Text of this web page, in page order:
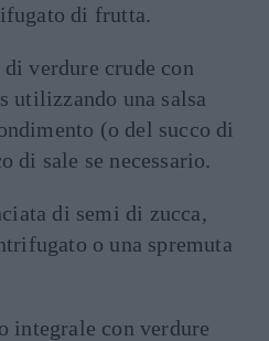
di frutta.
verdure crude con
utilizzando una salsa
(o del succo di
di sale se necessario.
di semi di zucca,
o una spremuta
integrale con verdure